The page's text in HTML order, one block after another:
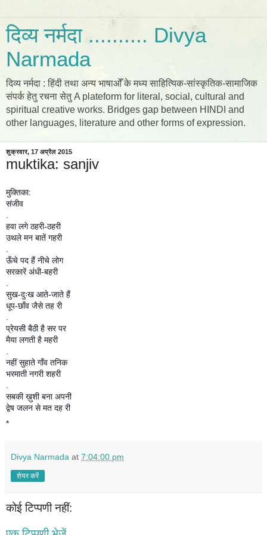
दिव्य नर्मदा .......... Divya
Narmada
दिव्य नर्मदा : हिंदी तथा अन्य भाषाओँ के मध्य साहित्यिक-सांस्कृतिक-सामाजिक
संपर्क हेतु रचना सेतु A plateform for literal, social, cultural and
spiritual creative works. Bridges gap between HINDI and
other languages, literature and other forms of expression.
शुक्रवार, 17 अप्रैल 2015
muktika: sanjiv
मुक्तिका:
संजीव
हवा लगे ठहरी-ठहरी
उथले मन बातें गहरी
ऊँचे पद हैं नीचे लोग
सरकारें अंधी-बहरी
सुख-दुःख आते-जाते हैं
धूप-छाँव जैसे तह री
प्रेयसी बैठी है सर पर
मैया लगती है महरी
नहीं सुहाते गाँव तनिक
भरमाती नगरी शहरी
सबकी ख़ुशी बना अपनी
द्वेष जलन से मत दह री
*
Divya Narmada at 7:04:00 pm
शेयर करें
कोई टिप्पणी नहीं: